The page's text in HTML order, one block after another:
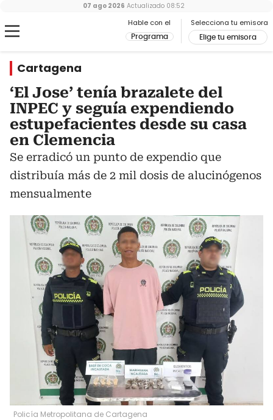
Hable con el
Programa
Selecciona tu emisora
Elige tu emisora
07 ago 2026 Actualizado 08:52
Cartagena
‘El Jose’ tenía brazalete del
INPEC y seguía expendiendo
estupefacientes desde su casa
en Clemencia
Se erradicó un punto de expendio que
distribuía más de 2 mil dosis de alucinógenos
mensualmente
Policía Metropolitana de Cartagena